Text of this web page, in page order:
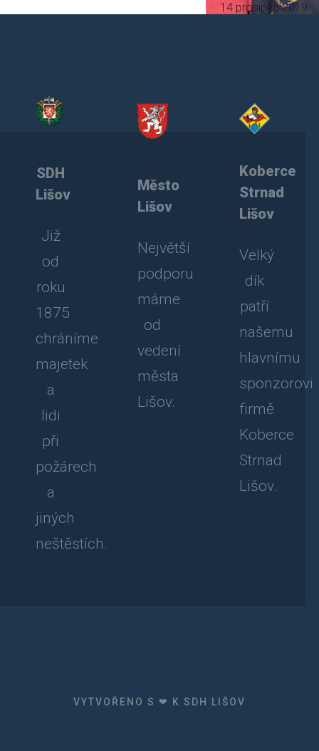
14 prosinec 2019
SDH
Lišov
Již
od
roku
1875
chráníme
majetek
a
lidi
při
požárech
a
jiných
neštěstích.
Město
Lišov
Největší
podporu
máme
od
vedení
města
Lišov.
Koberce
Strnad
Lišov
Velký
dík
patří
našemu
hlavnímu
sponzorovi
firmě
Koberce
Strnad
Lišov.
VYTVOŘENO S ❤ K SDH LIŠOV